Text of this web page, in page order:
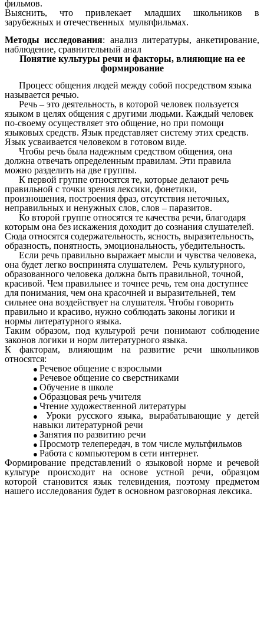
фильмов.
Выяснить, что привлекает младших школьников в
зарубежных и отечественных мультфильмах.
Методы исследования: анализ литературы, анкетирование,
наблюдение, сравнительный анал
Понятие культуры речи и факторы, влияющие на ее
формирование
Процесс общения людей между собой посредством языка
называется речью.
Речь – это деятельность, в которой человек пользуется
языком в целях общения с другими людьми. Каждый человек
по-своему осуществляет это общение, но при помощи
языковых средств. Язык представляет систему этих средств.
Язык усваивается человеком в готовом виде.
Чтобы речь была надежным средством общения, она
должна отвечать определенным правилам. Эти правила
можно разделить на две группы.
К первой группе относятся те, которые делают речь
правильной с точки зрения лексики, фонетики,
произношения, построения фраз, отсутствия неточных,
неправильных и ненужных слов, слов – паразитов.
Ко второй группе относятся те качества речи, благодаря
которым она без искажения доходит до сознания слушателей.
Сюда относятся содержательность, ясность, выразительность,
образность, понятность, эмоциональность, убедительность.
Если речь правильно выражает мысли и чувства человека,
она будет легко воспринята слушателем. Речь культурного,
образованного человека должна быть правильной, точной,
красивой. Чем правильнее и точнее речь, тем она доступнее
для понимания, чем она красочней и выразительней, тем
сильнее она воздействует на слушателя. Чтобы говорить
правильно и красиво, нужно соблюдать законы логики и
нормы литературного языка.
Таким образом, под культурой речи понимают соблюдение
законов логики и норм литературного языка.
К факторам, влияющим на развитие речи школьников
относятся:
Речевое общение с взрослыми
Речевое общение со сверстниками
Обучение в школе
Образцовая речь учителя
Чтение художественной литературы
Уроки русского языка, вырабатывающие у детей
навыки литературной речи
Занятия по развитию речи
Просмотр телепередач, в том числе мультфильмов
Работа с компьютером в сети интернет.
Формирование представлений о языковой норме и речевой
культуре происходит на основе устной речи, образцом
которой становится язык телевидения, поэтому предметом
нашего исследования будет в основном разговорная лексика.